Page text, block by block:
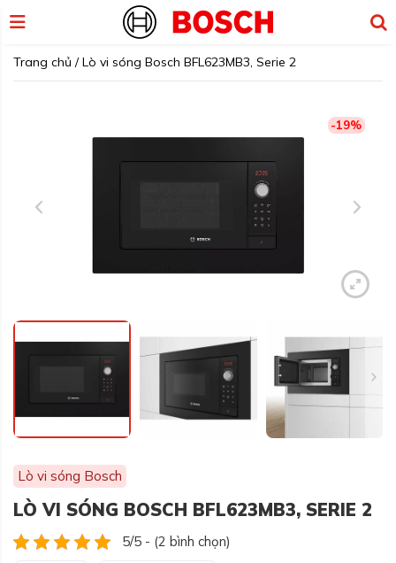
Trang chủ /Lò vi sóng Bosch BFL623MB3, Serie 2
-19%
Lò vi sóng Bosch
LÒ VI SÓNG BOSCH BFL623MB3, SERIE 2
5/5 - (2 bình chọn)